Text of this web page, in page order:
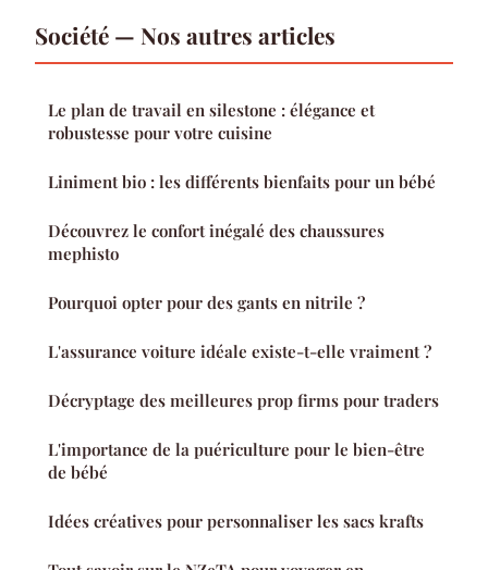
Société — Nos autres articles
Le plan de travail en silestone : élégance et
robustesse pour votre cuisine
Liniment bio : les différents bienfaits pour un bébé
Découvrez le confort inégalé des chaussures
mephisto
Pourquoi opter pour des gants en nitrile ?
L'assurance voiture idéale existe-t-elle vraiment ?
Décryptage des meilleures prop firms pour traders
L'importance de la puériculture pour le bien-être
de bébé
Idées créatives pour personnaliser les sacs krafts